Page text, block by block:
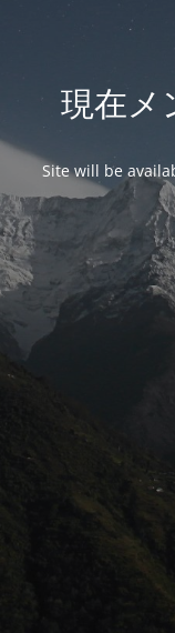
現在メ
Site will be